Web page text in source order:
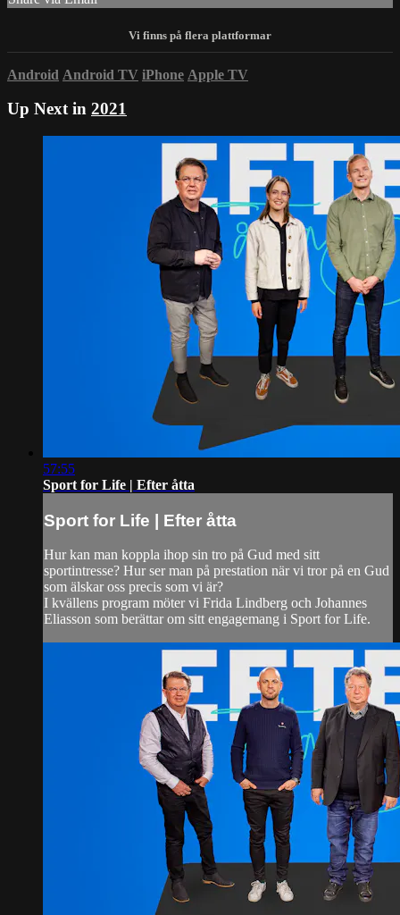
Android Android TV iPhone Apple TV
Up Next in 2021
57:55
Sport for Life | Efter åtta
Sport for Life | Efter åtta
Hur kan man koppla ihop sin tro på Gud med sitt
sportintresse? Hur ser man på prestation när vi tror på en Gud
som älskar oss precis som vi är?
I kvällens program möter vi Frida Lindberg och Johannes
Eliasson som berättar om sitt engagemang i Sport for Life.